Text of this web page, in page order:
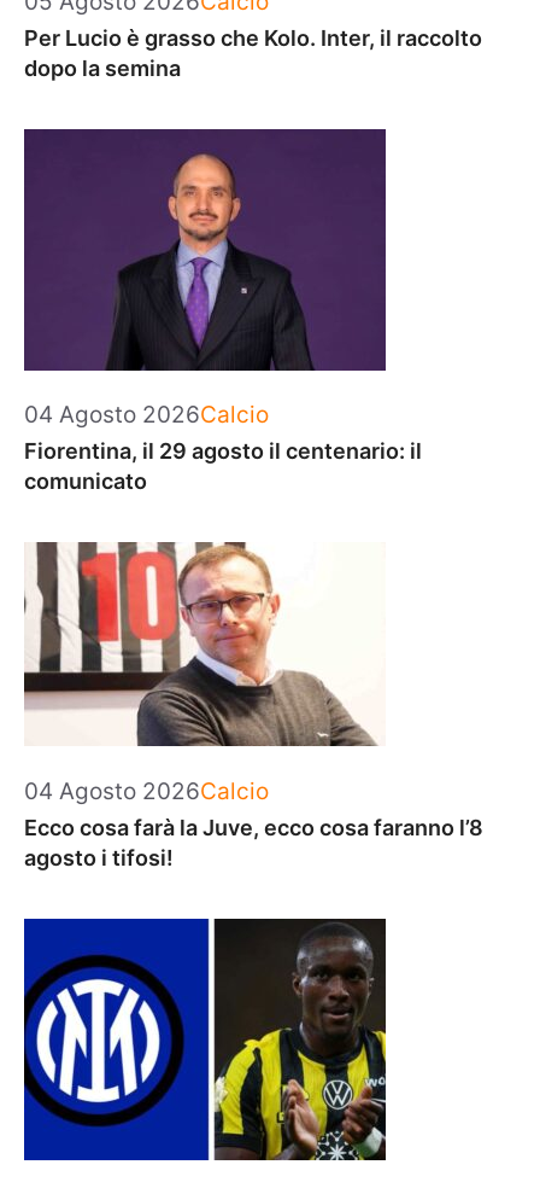
Per Lucio è grasso che Kolo. Inter, il raccolto
dopo la semina
04 Agosto 2026Categorie
Calcio
Fiorentina, il 29 agosto il centenario: il
comunicato
04 Agosto 2026Categorie
Calcio
Ecco cosa farà la Juve, ecco cosa faranno l’8
agosto i tifosi!